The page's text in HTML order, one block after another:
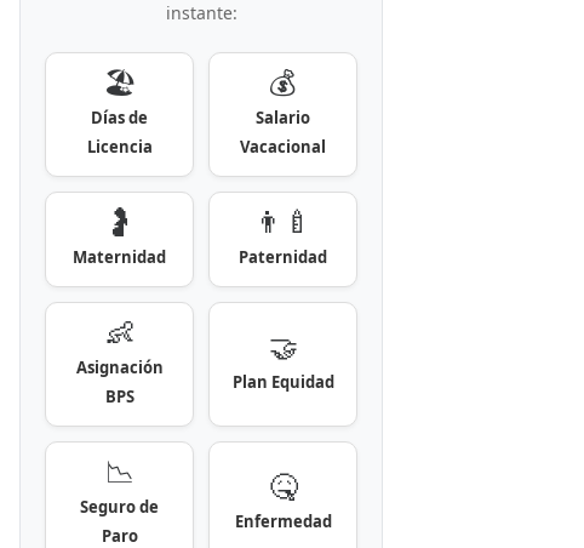
instante:
🏖️
Días de
Licencia
💰
Salario
Vacacional
🤰
Maternidad
👨‍🍼
Paternidad
👶
Asignación
BPS
🤝
Plan Equidad
📉
Seguro de
Paro
🤒
Enfermedad